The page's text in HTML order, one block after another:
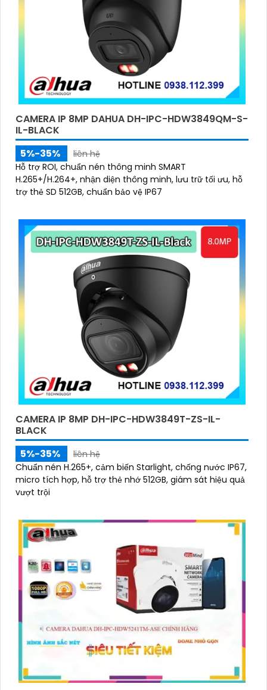
CAMERA IP 8MP DAHUA DH-IPC-HDW3849QM-S-
IL-BLACK
5%-35%
liên hệ
Hỗ trợ ROI, chuẩn nén thông minh SMART
H.265+/H.264+, nhận diện thông minh, lưu trữ tối ưu, hỗ
trợ thẻ SD 512GB, chuẩn bảo vệ IP67
CAMERA IP 8MP DH-IPC-HDW3849T-ZS-IL-
BLACK
5%-35%
liên hệ
Chuẩn nén H.265+, cảm biến Starlight, chống nước IP67,
micro tích hợp, hỗ trợ thẻ nhớ 512GB, giám sát hiệu quả
vượt trội